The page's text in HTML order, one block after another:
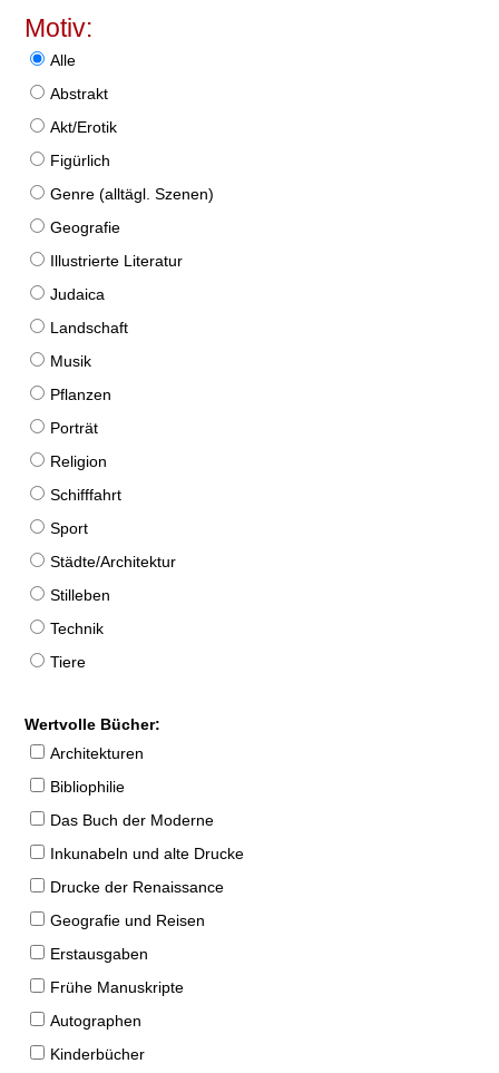
Motiv:
Alle
Abstrakt
Akt/Erotik
Figürlich
Genre (alltägl. Szenen)
Geografie
Illustrierte Literatur
Judaica
Landschaft
Musik
Pflanzen
Porträt
Religion
Schifffahrt
Sport
Städte/Architektur
Stilleben
Technik
Tiere
Wertvolle Bücher:
Architekturen
Bibliophilie
Das Buch der Moderne
Inkunabeln und alte Drucke
Drucke der Renaissance
Geografie und Reisen
Erstausgaben
Frühe Manuskripte
Autographen
Kinderbücher